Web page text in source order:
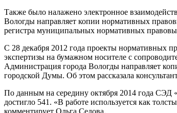
Также было налажено электронное
Вологды направляет копии нормативных
регистра муниципальных нормативных
С 28 декабря 2012 года проекты нормативных
экспертизы на бумажном носителе с
Администрация города Вологды направляет
городской Думы. Об этом рассказала
По данным на середину октября 2014 года СЭД
достигло 541. «В работе используется как